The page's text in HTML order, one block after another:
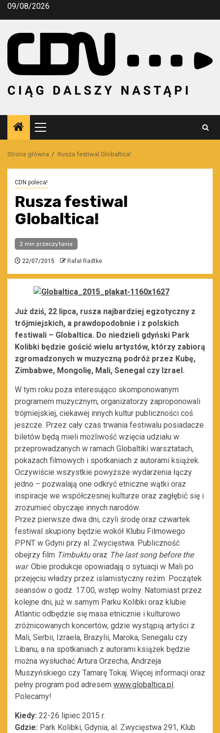
Przejdź
09/08/2026
Menu
główne
Strona główna Rusza festiwal Globaltica!
CDN poleca!
Rusza festiwal
Globaltica!
2 min przeczytania
22/07/2015 Rafał Radtke
Już dziś, 22 lipca, rusza najbardziej egzotyczny z
trójmiejskich, a prawdopodobnie i z polskich
festiwali – Globaltica. Do niedzieli gdyński Park
Kolibki będzie gościć wielu artystów, którzy zabiorą
zgromadzonych w muzyczną podróż przez Kubę,
Zimbabwe, Mongolię, Mali, Senegal czy Izrael.
W tym roku poza interesująco skomponowanym
programem muzycznym, organizatorzy zaproponowali
trójmiejskiej, ciekawej innych kultur publiczności coś
jeszcze. Przez cały czas trwania festiwalu posiadacze
biletów będą mieli możliwość wzięcia udziału w
przeprowadzanych w ramach Globaltiki warsztatach,
pokazach filmowych i spotkaniach z autorami książek.
Oczywiście wszystkie powyższe wydarzenia łączy
jedno – pozwalają one odkryć etniczne wątki oraz
inspiracje we współczesnej kulturze oraz zagłębić się i
zrozumieć obyczaje innych narodów.
Przez pierwsze dwa dni, czyli środę oraz czwartek
festiwal skupiony będzie wokół Klubu Filmowego
PPNT w Gdyni przy al. Zwycięstwa. Publiczność
obejrzy film Timbuktuoraz The last song before the
war. Obie produkcje opowiadają o sytuacji w Mali po
przejęciu władzy przez islamistyczny reżim. Początek
seansów o godz. 17.00, wstęp wolny. Natomiast przez
kolejne dni, już w samym Parku Kolibki oraz klubie
Atlantic odbędzie się masa etnicznie i kulturowo
zróżnicowanych koncertów, gdzie wystąpią artyści z
Mali, Serbii, Izraela, Brazylii, Maroka, Senegalu czy
Libanu, a na spotkaniach z autorami książek będzie
można wysłuchać Artura Orzecha, Andrzeja
Muszyńskiego czy Tamarę Tokaj. Więcej informacji oraz
pełny program pod adresem www.globaltica.pl .
Polecamy!
Kiedy: 22-26 lipiec 2015 r.
Gdzie: Park Kolibki, Gdynia, al. Zwycięstwa 291, Klub